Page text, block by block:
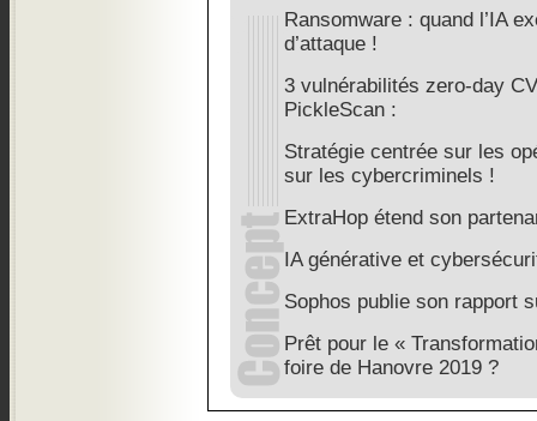
Ransomware : quand l’IA
d’attaque !
3 vulnérabilités zero-day
PickleScan :
Stratégie centrée sur les
sur les cybercriminels !
ExtraHop étend son
IA générative et
Sophos publie son rapport
Prêt pour le «
foire de Hanovre 2019 ?